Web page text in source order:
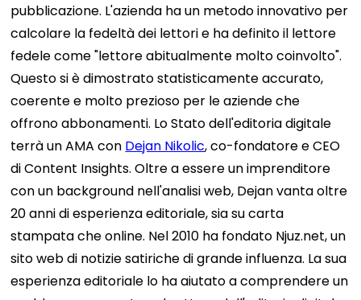
pubblicazione. L'azienda ha un metodo innovativo per
calcolare la fedeltà dei lettori e ha definito il lettore
fedele come "lettore abitualmente molto coinvolto".
Questo si è dimostrato statisticamente accurato,
coerente e molto prezioso per le aziende che
offrono abbonamenti. Lo Stato dell'editoria digitale
terrà un AMA con Dejan Nikolic, co-fondatore e CEO
di Content Insights.Oltre a essere un imprenditore
con un background nell'analisi web, Dejan vanta oltre
20 anni di esperienza editoriale, sia su carta
stampata che online. Nel 2010 ha fondato Njuz.net, un
sito web di notizie satiriche di grande influenza. La sua
esperienza editoriale lo ha aiutato a comprendere un